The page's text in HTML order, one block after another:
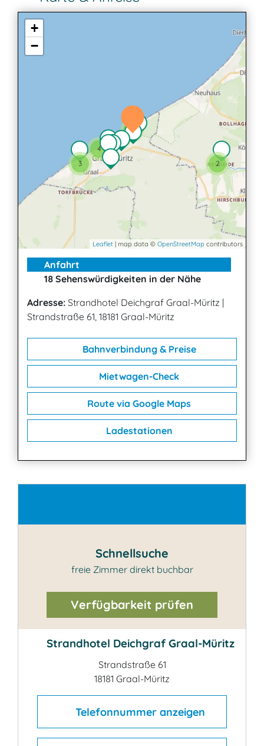
2
2
3
4
+
−
Leaflet | map data © OpenStreetMap contributors
Anfahrt
18 Sehenswürdigkeiten in der Nähe
Adresse: Strandhotel Deichgraf Graal-Müritz |
Strandstraße 61, 18181 Graal-Müritz
Bahnverbindung & Preise
Mietwagen-Check
Route via Google Maps
Ladestationen
Schnellsuche
freie Zimmer direkt buchbar
Verfügbarkeit prüfen
Strandhotel Deichgraf Graal-Müritz
Strandstraße 61
18181 Graal-Müritz
Telefonnummer anzeigen